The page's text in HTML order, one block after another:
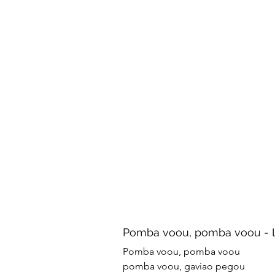
Pomba voou, pomba voou -
Pomba voou, pomba voou
pomba voou, gaviao pegou